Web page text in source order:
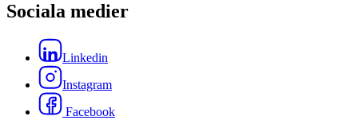
Sociala medier
Linkedin
Instagram
Facebook